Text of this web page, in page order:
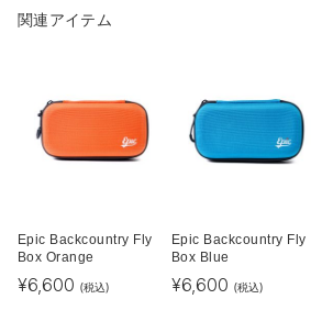
関連アイテム
Epic Backcountry Fly
Box Orange
¥6,600 (税込)
Epic Backcountry Fly
Box Blue
¥6,600 (税込)